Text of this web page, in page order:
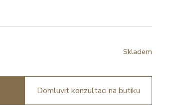
Skladem
Domluvit konzultaci na butiku